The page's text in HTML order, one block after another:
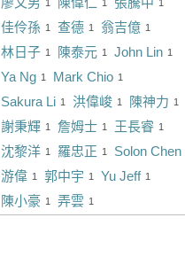
1 1 1
1
佳伶孫 1
查德 1
翁吉億
1
林日子 1
陳泰元 1
John Lin
1
Ya Ng 1
Mark Chio
1
Sakura Li 1
洪偉峻 1
陳神力
1
謝秉輝 1
詹姆士 1
王長睿
1
沈黎洋 1
羅忠正 Solon Chen
1
游偉 1
郭中宇 1
Yu Jeff
1
陳小豪 1
弄雲